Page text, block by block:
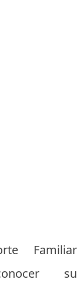
Familiar
su